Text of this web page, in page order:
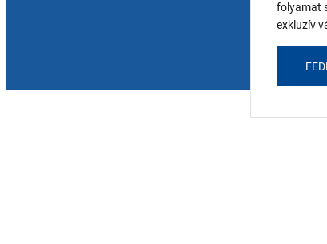
folyamat
exkluzív